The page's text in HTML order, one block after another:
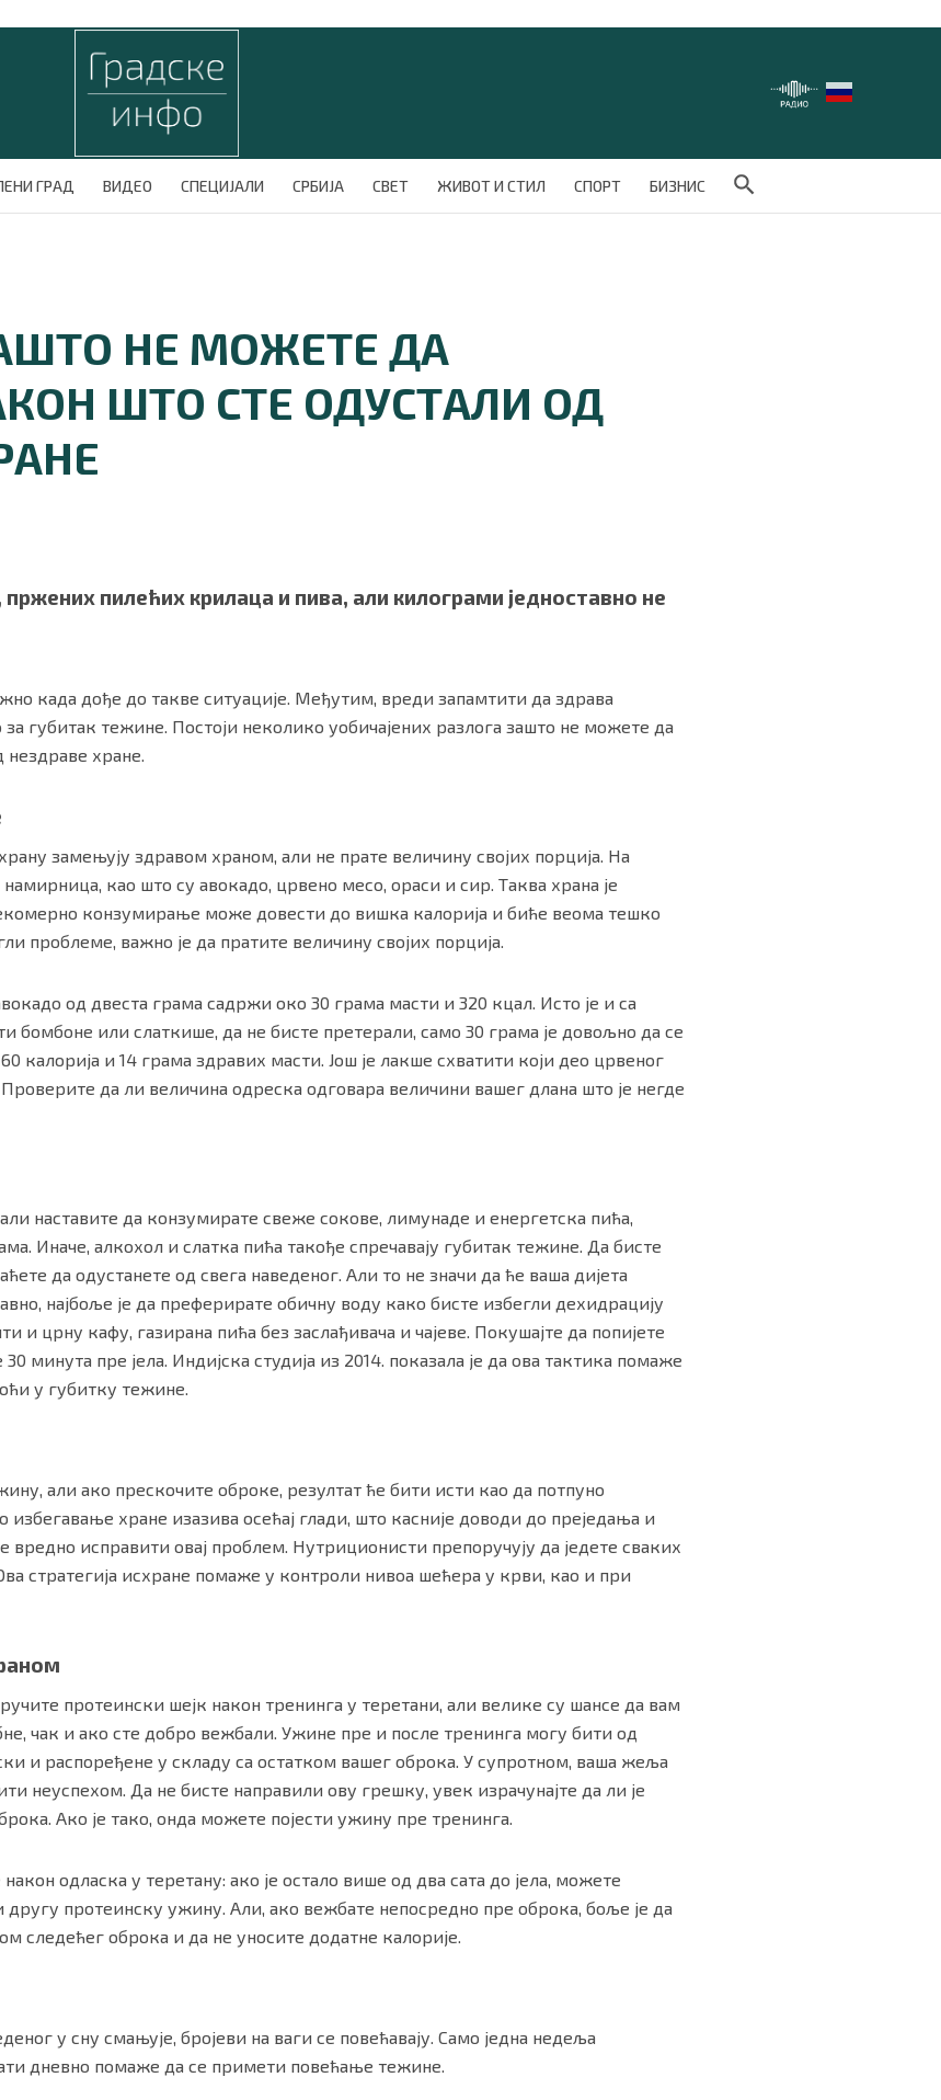
ГРАД ВИДЕО СПЕЦИЈАЛИ СРБИЈА СВЕТ ЖИВОТ И СТИЛ СПОРТ БИЗНИС
Search Button
НЕ МОЖЕТЕ ДА
ШТО СТЕ ОДУСТАЛИ ОД
пилећих крилаца и пива, али килограми једноставно не
када дође до такве ситуације. Међутим, вреди запамтити да здрава
за губитак тежине. Постоји неколико уобичајених разлога зашто не можете да
нездраве хране.
замењују здравом храном, али не прате величину својих порција. На
као што су авокадо, црвено месо, ораси и сир. Таква храна је
конзумирање може довести до вишка калорија и биће веома тешко
проблеме, важно је да пратите величину својих порција.
од двеста грама садржи око 30 грама масти и 320 кцал. Исто је и са
бомбоне или слаткише, да не бисте претерали, само 30 грама је довољно да се
калорија и 14 грама здравих масти. Још је лакше схватити који део црвеног
да ли величина одреска одговара величини вашег длана што је негде
наставите да конзумирате свеже сокове, лимунаде и енергетска пића,
Иначе, алкохол и слатка пића такође спречавају губитак тежине. Да бисте
да одустанете од свега наведеног. Али то не значи да ће ваша дијета
најбоље је да преферирате обичну воду како бисте избегли дехидрацију
и црну кафу, газирана пића без заслађивача и чајеве. Покушајте да попијете
минута пре јела. Индијска студија из 2014. показала је да ова тактика помаже
у губитку тежине.
али ако прескочите оброке, резултат ће бити исти као да потпуно
избегавање хране изазива осећај глади, што касније доводи до преједања и
вредно исправити овај проблем. Нутриционисти препоручују да једете сваких
стратегија исхране помаже у контроли нивоа шећера у крви, као и при
протеински шејк након тренинга у теретани, али велике су шансе да вам
чак и ако сте добро вежбали. Ужине пре и после тренинга могу бити од
и распоређене у складу са остатком вашег оброка. У супротном, ваша жеља
неуспехом. Да не бисте направили ову грешку, увек израчунајте да ли је
Ако је тако, онда можете појести ужину пре тренинга.
одласка у теретану: ако је остало више од два сата до јела, можете
протеинску ужину. Али, ако вежбате непосредно пре оброка, боље је да
следећег оброка и да не уносите додатне калорије.
у сну смањује, бројеви на ваги се повећавају. Само једна недеља
дневно помаже да се примети повећање тежине.